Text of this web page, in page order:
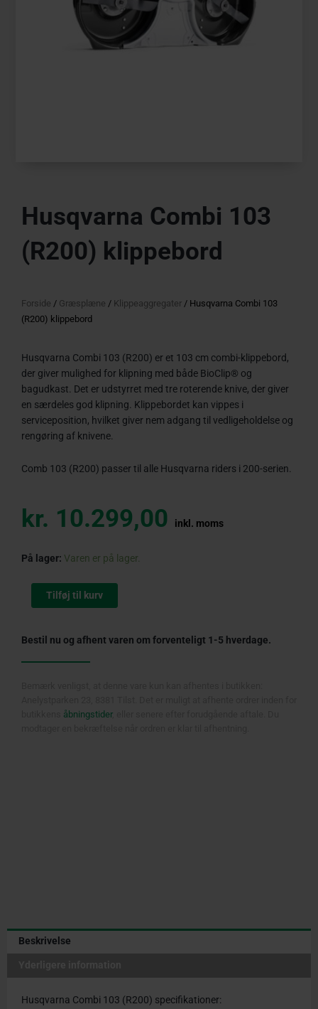
Husqvarna Combi 103
(R200) klippebord
Forside / Græsplæne / Klippeaggregater / Husqvarna Combi 103
(R200) klippebord
Husqvarna Combi 103 (R200) er et 103 cm combi-klippebord,
der giver mulighed for klipning med både BioClip® og
bagudkast. Det er udstyrret med tre roterende knive, der giver
en særdeles god klipning. Klippebordet kan vippes i
serviceposition, hvilket giver nem adgang til vedligeholdelse og
rengøring af knivene.
Comb 103 (R200) passer til alle Husqvarna riders i 200-serien.
kr. 10.299,00 inkl. moms
På lager: Varen er på lager.
Husqvarna
(R200)
antal
Tilføj til kurv
Bestil nu og afhent varen om forventeligt 1-5 hverdage.
åbningstider, eller senere efter forudgående aftale. Du
Beskrivelse
Husqvarna Combi 103 (R200) specifikationer: